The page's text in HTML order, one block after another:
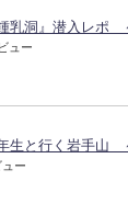
乳洞』潜入レポ
ュー
生と行く岩手山
ー